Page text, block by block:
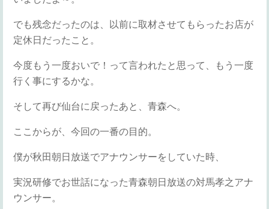
でも残念だったのは、以前に取材させてもらったお店が
定休日だったこと。
今度もう一度おいで！って言われたと思って、もう一度
行く事にするかな。
そして再び仙台に戻ったあと、青森へ。
ここからが、今回の一番の目的。
僕が秋田朝日放送でアナウンサーをしていた時、
実況研修でお世話になった青森朝日放送の対馬孝之アナ
ウンサー。